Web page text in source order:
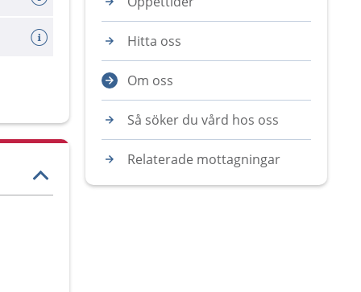
Hitta oss
Om oss
Så söker du vård hos oss
Relaterade mottagningar